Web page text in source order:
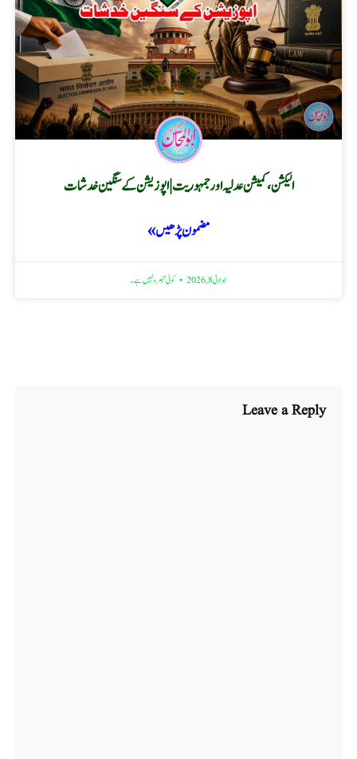
الیکشن، کمیشن عدلیہ اور جمہوریت | اپوزیشن کے سنگین خدشات
مضمون پڑھیں »
جولائی 8, 2026 کوئی تبصرہ نہیں ہے۔
Leave a Reply